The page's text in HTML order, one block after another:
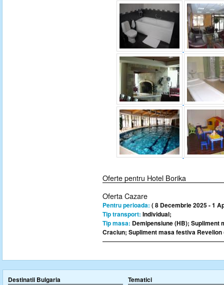
Oferte pentru Hotel Borika
Oferta Cazare
Pentru perioada: ( 8 Decembrie 2025 - 1
Tip transport: Individual;
Tip masa: Demipensiune (HB); Supliment
Craciun; Supliment masa festiva
Destinatii Bulgaria Tematici